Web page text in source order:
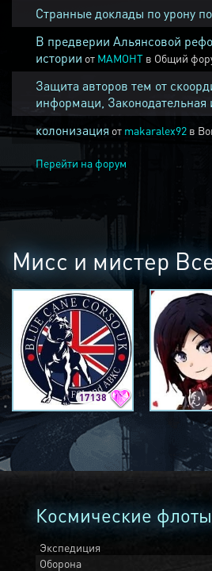
Странные доклады по урону
В предверии Альянсовой
истории от MAMOHT в Общий
Защита авторов тем от
информаци, Законодательная
колонизация от makaralex92 в
Перейти на форум
Мисс и мистер
17138
Космические
Экспедиция
Оборона